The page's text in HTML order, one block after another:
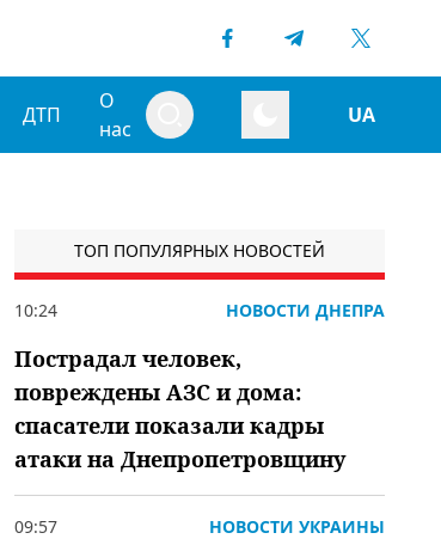
ДТП
О
нас
UA
ТОП ПОПУЛЯРНЫХ НОВОСТЕЙ
10:24 НОВОСТИ ДНЕПРА
Пострадал человек,
повреждены АЗС и дома:
спасатели показали кадры
атаки на Днепропетровщину
09:57 НОВОСТИ УКРАИНЫ